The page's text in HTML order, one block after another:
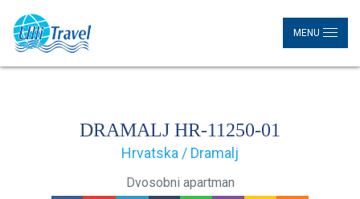
MENU
DRAMALJ HR-11250-01
Hrvatska / Dramalj
Dvosobni apartman